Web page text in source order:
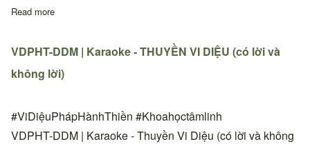
Read more
VDPHT-DDM | Karaoke - THUYỀN VI DIỆU (có lời và
không lời)
#ViDiệuPhápHànhThiền #Khoahọctâmlinh
VDPHT-DDM | Karaoke - Thuyền Vi Diệu (có lời và không